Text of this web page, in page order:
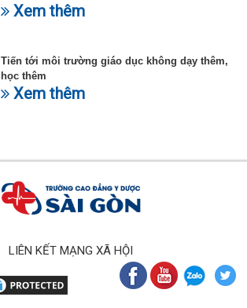
Xem thêm
Tiến tới môi trường giáo dục không dạy thêm,
học thêm
Xem thêm
LIÊN KẾT MẠNG XÃ HỘI